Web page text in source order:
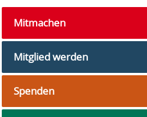
Mitmachen
Mitglied werden
Spenden